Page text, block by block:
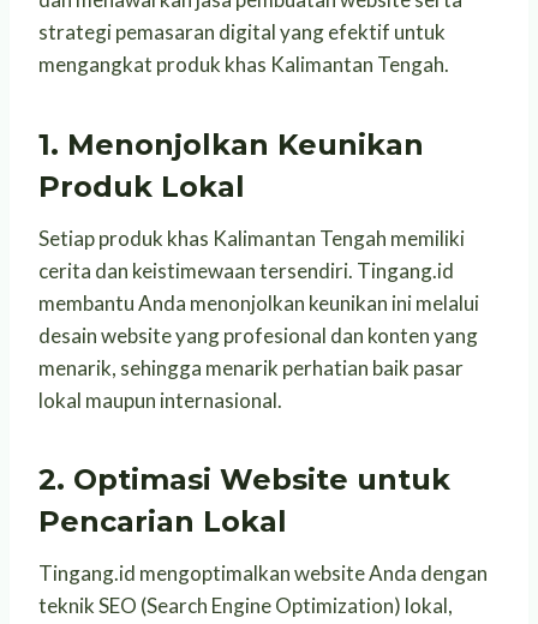
strategi pemasaran digital yang efektif untuk
mengangkat produk khas Kalimantan Tengah.
1. Menonjolkan Keunikan
Produk Lokal
Setiap produk khas Kalimantan Tengah memiliki
cerita dan keistimewaan tersendiri. Tingang.id
membantu Anda menonjolkan keunikan ini melalui
desain website yang profesional dan konten yang
menarik, sehingga menarik perhatian baik pasar
lokal maupun internasional.
2. Optimasi Website untuk
Pencarian Lokal
Tingang.id mengoptimalkan website Anda dengan
teknik SEO (Search Engine Optimization) lokal,